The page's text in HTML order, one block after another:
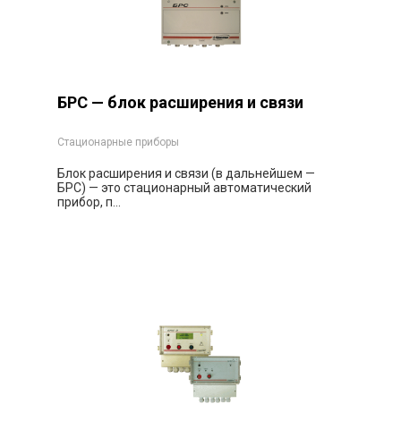
БРС — блок расширения и связи
Стационарные приборы
Блок расширения и связи (в дальнейшем —
БРС) — это стационарный автоматический
прибор, п...